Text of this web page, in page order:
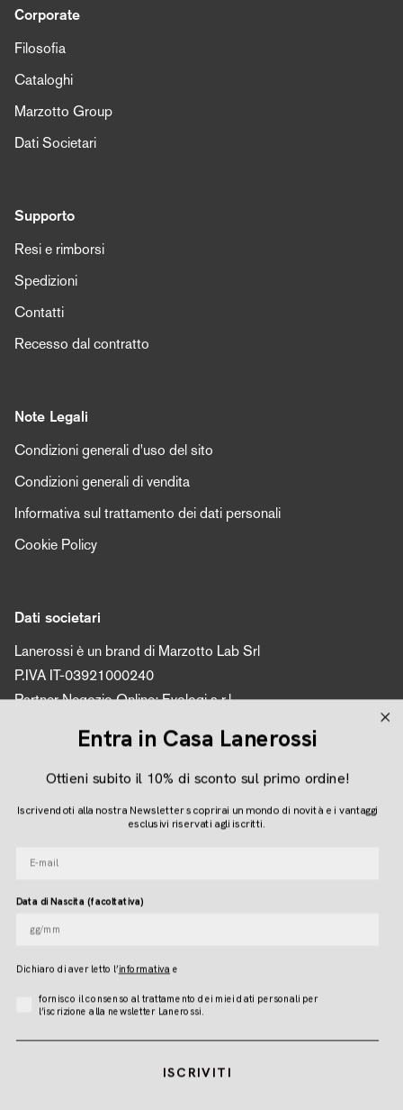
Corporate
Filosofia
Cataloghi
Marzotto Group
Dati Societari
Supporto
Resi e rimborsi
Spedizioni
Contatti
Recesso dal contratto
Note Legali
Condizioni generali d'uso del sito
Condizioni generali di vendita
Informativa sul trattamento dei dati personali
Cookie Policy
Dati societari
Lanerossi è un brand di Marzotto Lab Srl
P.IVA IT-03921000240
Partner Negozio Online: Evologi s.r.l.
Seguici
Lingua
Entra in Casa Lanerossi
Ottieni subito il 10% di sconto sul primo ordine!
Iscrivendoti alla nostra Newsletter scoprirai un mondo di novità e i vantaggi
esclusivi riservati agli iscritti.
Data di Nascita (facoltativa)
Dichiaro di aver letto l’informativa e
Accettazione Privacy
fornisco il consenso al trattamento dei miei dati personali per
l’iscrizione alla newsletter Lanerossi.
ISCRIVITI